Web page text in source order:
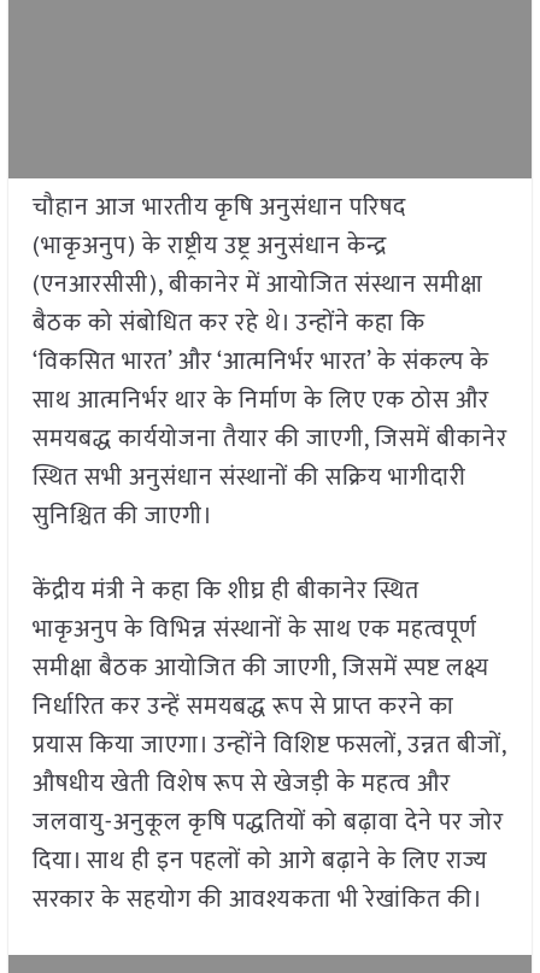
चौहान आज भारतीय कृषि अनुसंधान परिषद
(भाकृअनुप) के राष्ट्रीय उष्ट्र अनुसंधान केन्द्र
(एनआरसीसी), बीकानेर में आयोजित संस्थान समीक्षा
बैठक को संबोधित कर रहे थे। उन्होंने कहा कि
‘विकसित भारत’ और ‘आत्मनिर्भर भारत’ के संकल्प के
साथ आत्मनिर्भर थार के निर्माण के लिए एक ठोस और
समयबद्ध कार्ययोजना तैयार की जाएगी, जिसमें बीकानेर
स्थित सभी अनुसंधान संस्थानों की सक्रिय भागीदारी
सुनिश्चित की जाएगी।
केंद्रीय मंत्री ने कहा कि शीघ्र ही बीकानेर स्थित
भाकृअनुप के विभिन्न संस्थानों के साथ एक महत्वपूर्ण
समीक्षा बैठक आयोजित की जाएगी, जिसमें स्पष्ट लक्ष्य
निर्धारित कर उन्हें समयबद्ध रूप से प्राप्त करने का
प्रयास किया जाएगा। उन्होंने विशिष्ट फसलों, उन्नत बीजों,
औषधीय खेती विशेष रूप से खेजड़ी के महत्व और
जलवायु-अनुकूल कृषि पद्धतियों को बढ़ावा देने पर जोर
दिया। साथ ही इन पहलों को आगे बढ़ाने के लिए राज्य
सरकार के सहयोग की आवश्यकता भी रेखांकित की।